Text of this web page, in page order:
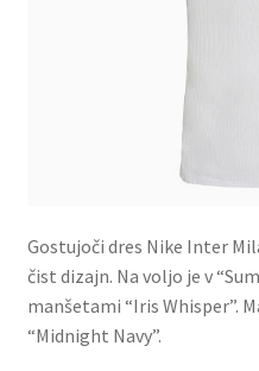
Gostujoči dres Nike Inter
čist dizajn. Na voljo je v
manšetami “Iris Whisper”.
“Midnight Navy”.